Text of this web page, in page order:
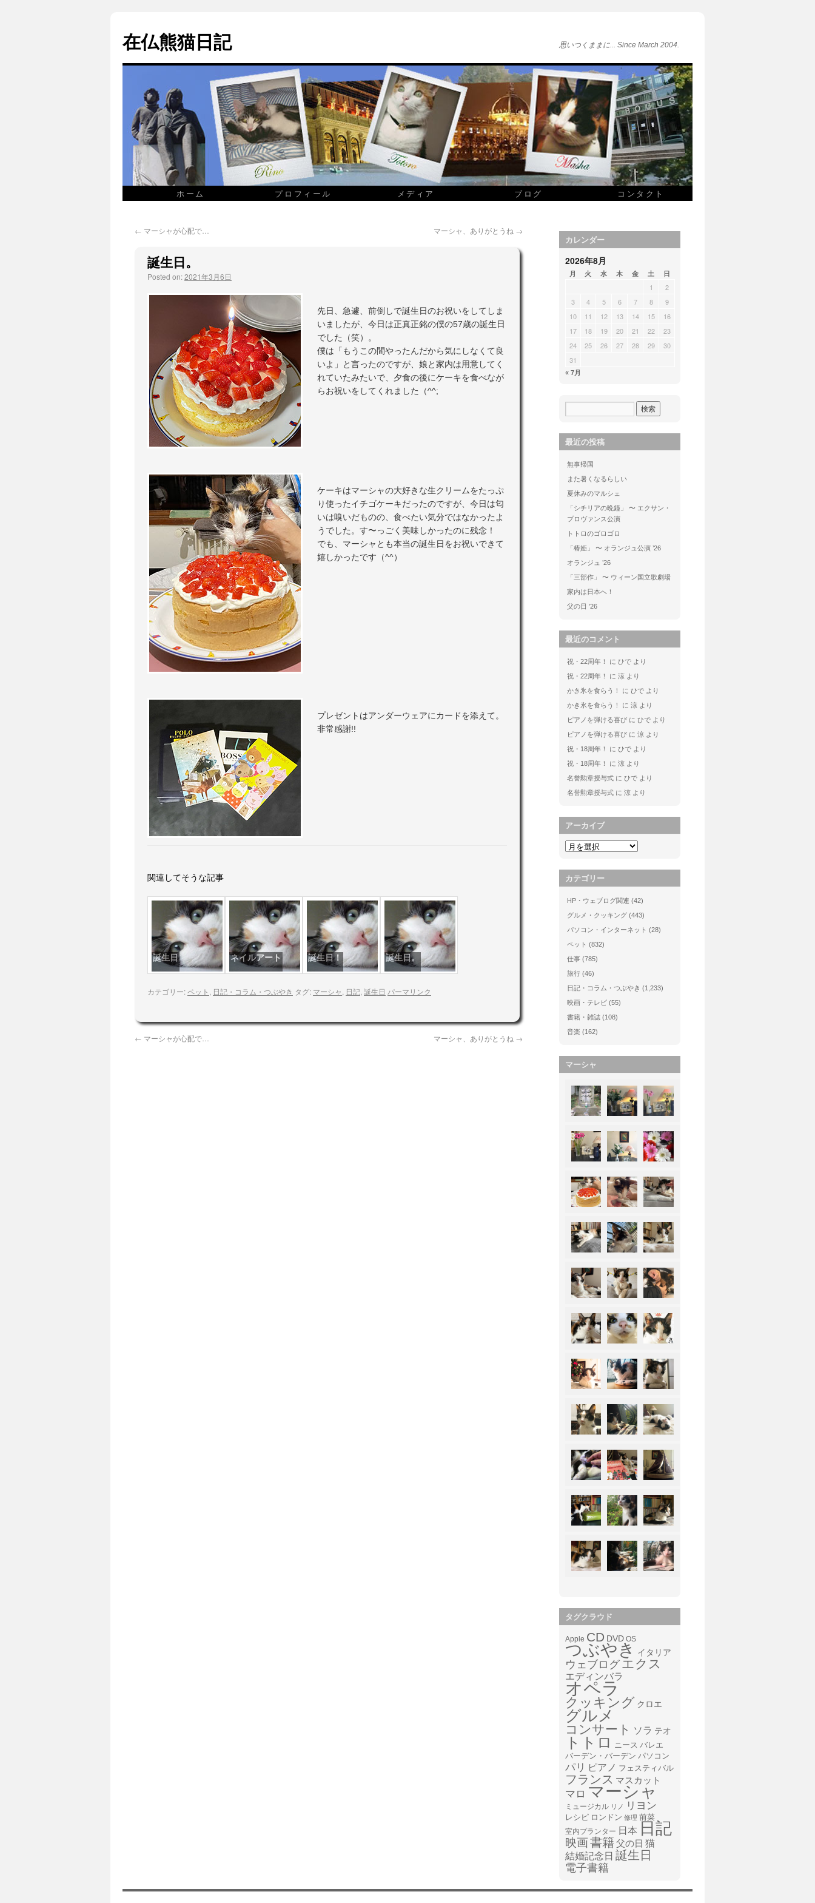
在仏熊猫日記 思いつくままに... Since March 2004.
ホーム プロフィール メディア ブログ コンタクト
← マーシャが心配で… マーシャ、ありがとうね →
誕生日。
Posted on:2021年3月6日
先日、急遽、前倒しで誕生日のお祝いをしてしま
いましたが、今日は正真正銘の僕の57歳の誕生日
でした（笑）。
僕は「もうこの間やったんだから気にしなくて良
いよ」と言ったのですが、娘と家内は用意してく
れていたみたいで、夕食の後にケーキを食べなが
らお祝いをしてくれました（^^;
ケーキはマーシャの大好きな生クリームをたっぷ
り使ったイチゴケーキだったのですが、今日は匂
いは嗅いだものの、食べたい気分ではなかったよ
うでした。す〜っごく美味しかったのに残念！
でも、マーシャとも本当の誕生日をお祝いできて
嬉しかったです（^^）
プレゼントはアンダーウェアにカードを添えて。
非常感謝!!
関連してそうな記事
誕生日 ネイルアート 誕生日！ 誕生日。
カテゴリー:ペット , 日記・コラム・つぶやき タグ: マーシャ, 日記, 誕生日 パーマリンク
← マーシャが心配で… マーシャ、ありがとうね →
カレンダー
2026年8月
月 火 水 木 金 土 日
1
2
3
4 5 6 7 8
9
10
11 12 13 14 15
16
17
18 19 20 21 22
23
24
25 26 27 28 29
30
31
« 7月
最近の投稿
無事帰国
また暑くなるらしい
夏休みのマルシェ
「シチリアの晩鐘」 〜 エクサン・
プロヴァンス公演
トトロのゴロゴロ
「椿姫」 〜 オランジュ公演 ’26
オランジュ ’26
「三部作」 〜 ウィーン国立歌劇場
家内は日本へ！
父の日 ’26
最近のコメント
祝・22周年！ に ひで より
祝・22周年！
に 涼 より
かき氷を食らう！
に ひで より
かき氷を食らう！
に 涼 より
ピアノを弾ける喜び に ひで より
ピアノを弾ける喜び に 涼 より
祝・18周年！
に ひで より
祝・18周年！
に 涼 より
名誉勲章授与式 に ひで より
名誉勲章授与式 に 涼 より
アーカイブ
カテゴリー
HP・ウェブログ関連 (42)
グルメ・クッキング (443)
パソコン・インターネット (28)
ペット (832)
仕事 (785)
旅行 (46)
日記・コラム・つぶやき (1,233)
映画・テレビ (55)
書籍・雑誌 (108)
音楽 (162)
マーシャ
タグクラウド
Apple CD DVD OS
つぶやき イタリア
ウェブログ エクス
エディンバラ
オペラ
クッキング クロエ
グルメ
コンサート ソラ テオ
トトロ ニース バレエ
バーデン・バーデン パソコン
パリ ピアノ フェスティバル
フランス マスカット
マロ マーシャ
ミュージカル リノ リヨン
レシピ ロンドン 修理 前菜
室内プランター 日本 日記
映画書籍 父の日 猫
結婚記念日 誕生日
電子書籍